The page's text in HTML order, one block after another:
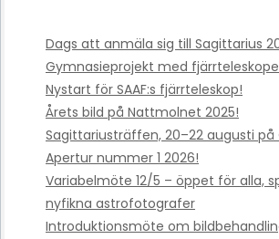
Dags att anmäla sig till Sagittarius
Gymnasieprojekt med
Nystart för SAAF:s fjärrteleskop!
Årets bild på Nattmolnet 2025!
Sagittariusträffen, 20–22 augusti på
Apertur nummer 1 2026!
Variabelmöte 12/5 – öppet för alla,
nyfikna astrofotografer
Introduktionsmöte om